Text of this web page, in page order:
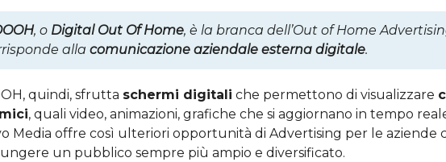
, o Digital Out Of Home, è la branca dell’Out of Home
alla comunicazione aziendale esterna digitale.
quindi, sfrutta schermi digitali che permettono di visualizzare
, quali video, animazioni, grafiche che si aggiornano in tempo
Media offre così ulteriori opportunità di Advertising per le aziende
un pubblico sempre più ampio e diversificato.